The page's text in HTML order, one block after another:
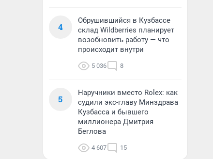
4
Обрушившийся в Кузбассе
склад Wildberries планирует
возобновить работу — что
происходит внутри
5 036 8
5
Наручники вместо Rolex: как
судили экс-главу Минздрава
Кузбасса и бывшего
миллионера Дмитрия
Беглова
4 607 15